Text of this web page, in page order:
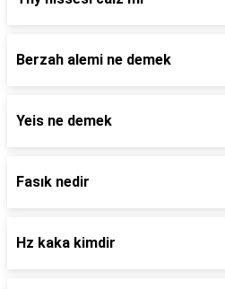
Berzah alemi ne demek
Yeis ne demek
Fasık nedir
Hz kaka kimdir